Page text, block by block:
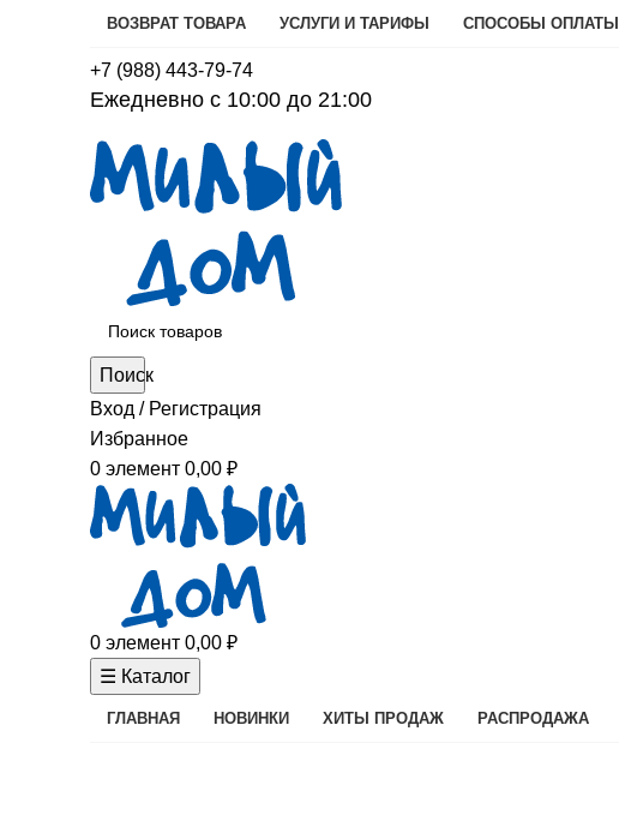
ВОЗВРАТ ТОВАРА УСЛУГИ И ТАРИФЫ СПОСОБЫ ОПЛАТЫ
+7 (988) 443-79-74
Ежедневно с 10:00 до 21:00
Поиск
Вход / Регистрация
Избранное
0 элемент 0,00 ₽
0 элемент 0,00 ₽
☰ Каталог
ГЛАВНАЯ НОВИНКИ ХИТЫ ПРОДАЖ РАСПРОДАЖА